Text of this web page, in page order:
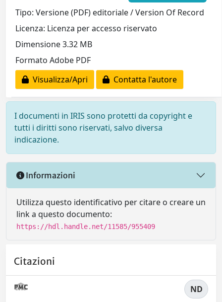
Tipo: Versione (PDF) editoriale / Version Of Record
Licenza: Licenza per accesso riservato
Dimensione 3.32 MB
Formato Adobe PDF
Visualizza/Apri
Contatta l'autore
I documenti in IRIS sono protetti da copyright e
tutti i diritti sono riservati, salvo diversa
indicazione.
Informazioni
Utilizza questo identificativo per citare o creare un
link a questo documento:
https://hdl.handle.net/11585/955409
Citazioni
ND